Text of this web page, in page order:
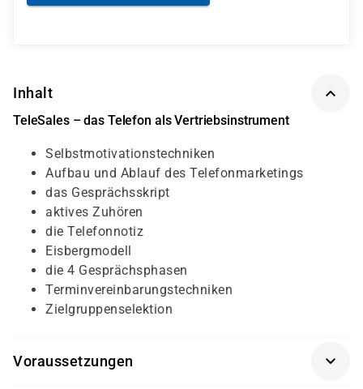
Inhalt
TeleSales – das Telefon als Vertriebsinstrument
Selbstmotivationstechniken
Aufbau und Ablauf des Telefonmarketings
das Gesprächsskript
aktives Zuhören
die Telefonnotiz
Eisbergmodell
die 4 Gesprächsphasen
Terminvereinbarungstechniken
Zielgruppenselektion
Voraussetzungen